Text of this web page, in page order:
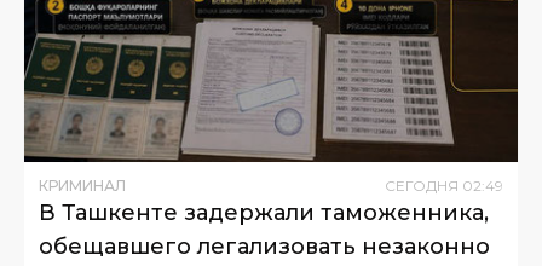
КРИМИНАЛ СЕГОДНЯ 02:49
В Ташкенте задержали таможенника,
обещавшего легализовать незаконно